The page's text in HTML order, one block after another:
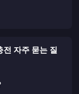
자주 묻는 질